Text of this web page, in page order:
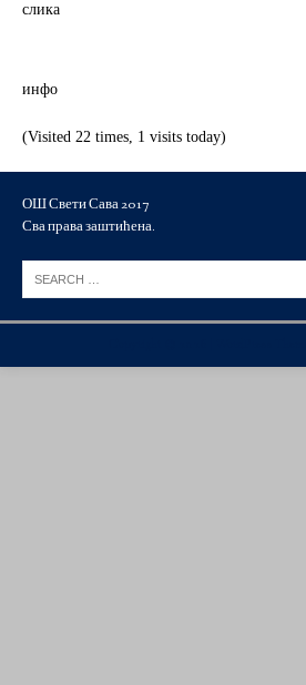
слика
инфо
(Visited 22 times, 1 visits today)
ОШ Свети Сава 2017
Сва права заштићена.